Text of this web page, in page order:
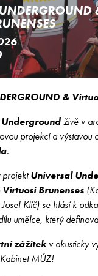
&
živě v
projekcí a výstavou
.
projektUniversal
Virtuosi Brunenses
Klíč) se hlásí k
umělce, který
zážitekv akusticky
MÚZ!